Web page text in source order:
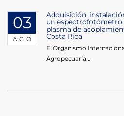
03
AGO
Adquisición,
un
plasma de
Costa Rica
El Organismo
Agropecuaria...